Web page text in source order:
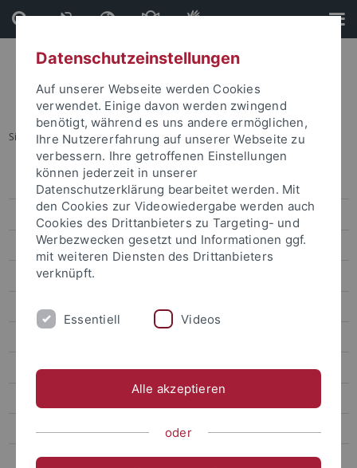
Direkt
zum
Inhalt
Direkt
zur
Fußleiste
Sie sind hier: Startseite ... Publikationen
Pressemitteilungen
attempto online
Newsletter Uni Tübingen aktuell
Forschungsmagazin Attempto
Facts and Figures
Social Media
Datenschutzeinstellungen
Auf unserer Webseite werden Cookies
verwendet. Einige davon werden zwingend
benötigt, während es uns andere ermöglichen,
Ihre Nutzererfahrung auf unserer Webseite zu
verbessern. Ihre getroffenen Einstellungen
können jederzeit in unserer
Datenschutzerklärung bearbeitet werden. Mit
den Cookies zur Videowiedergabe werden auch
Cookies des Drittanbieters zu Targeting- und
Werbezwecken gesetzt und Informationen ggf.
mit weiteren Diensten des Drittanbieters
verknüpft.
Essentiell Videos
Alle akzeptieren
oder